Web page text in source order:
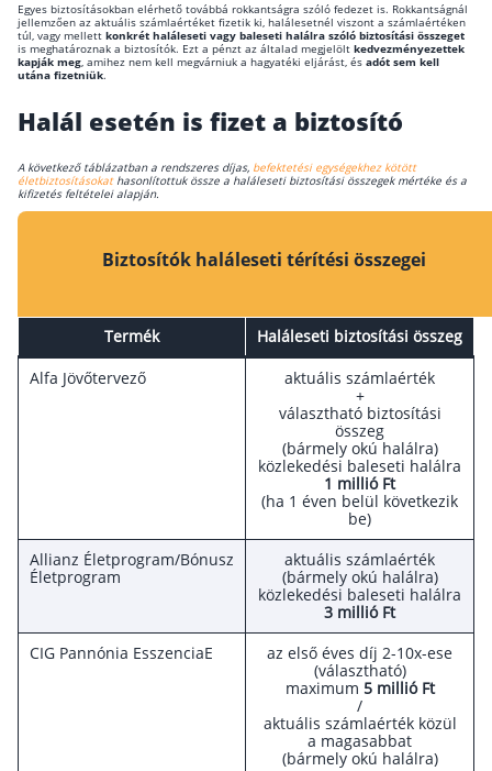
Balesetbiztosítás
Csoportos életbiztosítás
Kockázati életbiztosítás 🛡
Megtakarítással kombinált életbiztosítás
Befektetési egységekhez kötött életbiztosítás
Egészségbiztosítás
Egészségbiztosítás cégeknek
Magán egészségbiztosítás 💊
Egészségpénztár – Spórolj évi akár 150 ezer
Egészségbiztosítás kalkulátor
Befektetés
Legjobb befektetés
Befektetési alapok
Egyes biztosításokban elérhető továbbá rokkantságra szóló fedezet is. Rokkantságnál
jellemzően az aktuális számlaértéket fizetik ki, halálesetnél viszont a számlaértéken
túl, vagy mellett konkrét haláleseti vagy baleseti halálra szóló biztosítási összeget
is meghatároznak a biztosítók. Ezt a pénzt az általad megjelölt kedvezményezettek
kapják meg, amihez nem kell megvárniuk a hagyatéki eljárást, és adót sem kell
utána fizetniük.
Halál esetén is fizet a biztosító
A következő táblázatban a rendszeres díjas, befektetési egységekhez kötött
életbiztosításokathasonlítottuk össze a haláleseti biztosítási összegek mértéke és a
kifizetés feltételei alapján.
Biztosítók haláleseti térítési összegei
Termék
Haláleseti biztosítási összeg
Alfa Jövőtervező
aktuális számlaérték
+
választható biztosítási
összeg
(bármely okú halálra)
közlekedési baleseti halálra
1 millió Ft
(ha 1 éven belül következik
be)
Allianz Életprogram/Bónusz
Életprogram
aktuális számlaérték
(bármely okú halálra)
közlekedési baleseti halálra
3 millió Ft
CIG Pannónia EsszenciaE
az első éves díj 2-10x-ese
(választható)
maximum 5 millió Ft
/
aktuális számlaérték közül
a magasabbat
(bármely okú halálra)